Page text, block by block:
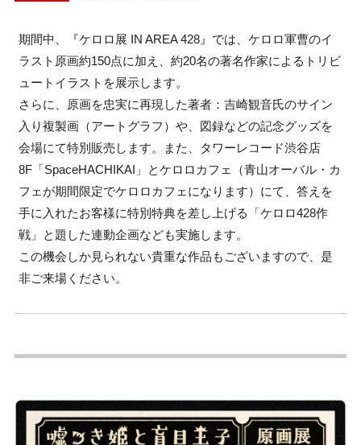
期間中、『ケロロ展 IN AREA 428』では、ケロロ軍曹のイ
ラスト原画約150点に加え、約20名の著名作家によるトリビ
ュートイラストを展示します。
さらに、原画を忠実に再現した著者：吉崎観音氏のサイン
入り複製画（アートグラフ）や、図録などの記念グッズを
会場にて特別販売します。また、タワーレコード渋谷店
8F「SpaceHACHIKAI」とケロロカフェ（青山オーバル・カ
フェが期間限定でケロロカフェになります）にて、答えを
手に入れたお客様に特別特典を差し上げる「ケロロ428作
戦」と題した連動企画なども実施します。
この機会しか見られない貴重な作品もございますので、是
非ご来場ください。